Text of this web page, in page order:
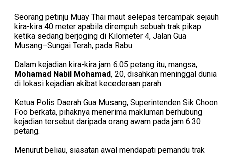
Seorang petinju Muay Thai maut selepas tercampak sejauh
kira-kira 40 meter apabila dirempuh sebuah trak pikap
ketika sedang berjoging di Kilometer 4, Jalan Gua
Musang–Sungai Terah, pada Rabu.
Dalam kejadian kira-kira jam 6.05 petang itu, mangsa,
Mohamad Nabil Mohamad, 20, disahkan meninggal dunia
di lokasi kejadian akibat kecederaan parah.
Ketua Polis Daerah Gua Musang, Superintenden Sik Choon
Foo berkata, pihaknya menerima makluman berhubung
kejadian tersebut daripada orang awam pada jam 6.30
petang.
Menurut beliau, siasatan awal mendapati pemandu trak